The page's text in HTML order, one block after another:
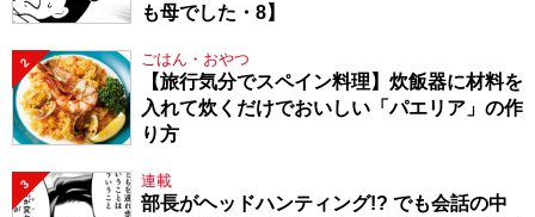
も母でした・8】
2 ごはん・おやつ
【旅行気分でスペイン料理】炊飯器に材料を
入れて炊くだけでおいしい「パエリア」の作
り方
3 連載
部長がヘッドハンティング!? でも会話の中